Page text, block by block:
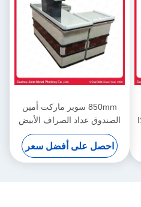
850mm سوبر ماركت أمين
الصندوق عداد الصراف الأبيض
الجدول لمتجر
احصل على أفضل سعر